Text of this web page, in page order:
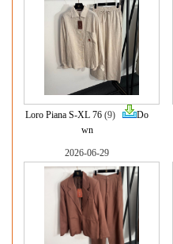
Loro Piana S-XL 76 (9)
Do
wn
2026-06-29